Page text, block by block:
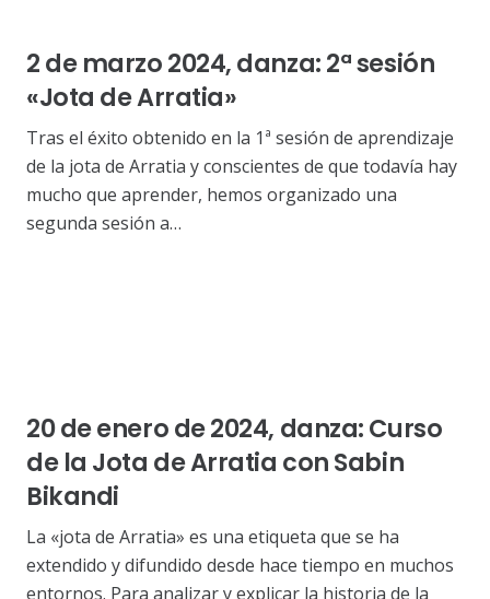
2 de marzo 2024, danza: 2ª sesión
«Jota de Arratia»
Tras el éxito obtenido en la 1ª sesión de aprendizaje
de la jota de Arratia y conscientes de que todavía hay
mucho que aprender, hemos organizado una
segunda sesión a…
20 de enero de 2024, danza: Curso
de la Jota de Arratia con Sabin
Bikandi
La «jota de Arratia» es una etiqueta que se ha
extendido y difundido desde hace tiempo en muchos
entornos. Para analizar y explicar la historia de la